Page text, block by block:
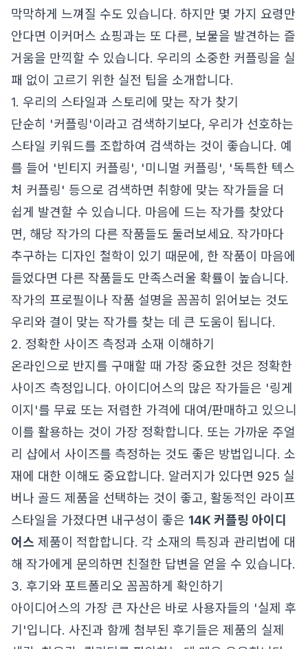
막막하게 느껴질 수도 있습니다. 하지만 몇 가지 요령만
안다면 이커머스 쇼핑과는 또 다른, 보물을 발견하는 즐
거움을 만끽할 수 있습니다. 우리의 소중한 커플링을 실
패 없이 고르기 위한 실전 팁을 소개합니다.
1. 우리의 스타일과 스토리에 맞는 작가 찾기
단순히 '커플링'이라고 검색하기보다, 우리가 선호하는
스타일 키워드를 조합하여 검색하는 것이 좋습니다. 예
를 들어 '빈티지 커플링', '미니멀 커플링', '독특한 텍스
처 커플링' 등으로 검색하면 취향에 맞는 작가들을 더
쉽게 발견할 수 있습니다. 마음에 드는 작가를 찾았다
면, 해당 작가의 다른 작품들도 둘러보세요. 작가마다
추구하는 디자인 철학이 있기 때문에, 한 작품이 마음에
들었다면 다른 작품들도 만족스러울 확률이 높습니다.
작가의 프로필이나 작품 설명을 꼼꼼히 읽어보는 것도
우리와 결이 맞는 작가를 찾는 데 큰 도움이 됩니다.
2. 정확한 사이즈 측정과 소재 이해하기
온라인으로 반지를 구매할 때 가장 중요한 것은 정확한
사이즈 측정입니다. 아이디어스의 많은 작가들은 '링게
이지'를 무료 또는 저렴한 가격에 대여/판매하고 있으니
이를 활용하는 것이 가장 정확합니다. 또는 가까운 주얼
리 샵에서 사이즈를 측정하는 것도 좋은 방법입니다. 소
재에 대한 이해도 중요합니다. 알러지가 있다면 925 실
버나 골드 제품을 선택하는 것이 좋고, 활동적인 라이프
스타일을 가졌다면 내구성이 좋은 14K 커플링 아이디
어스 제품이 적합합니다. 각 소재의 특징과 관리법에 대
해 작가에게 문의하면 친절한 답변을 얻을 수 있습니다.
3. 후기와 포트폴리오 꼼꼼하게 확인하기
아이디어스의 가장 큰 자산은 바로 사용자들의 '실제 후
기'입니다. 사진과 함께 첨부된 후기들은 제품의 실제